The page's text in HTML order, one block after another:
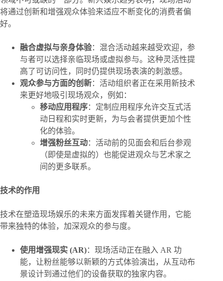
将通过创新和增强观众体验来适应不断变化的消费者偏
好。
融合虚拟与亲身体验：混合活动越来越受欢迎，参
与者可以选择亲临现场或虚拟参与。这种灵活性提
高了可访问性，同时仍提供现场表演的刺激感。
观众参与方面的创新：活动组织者正在采用新技术
来更好地吸引现场观众，例如：
移动应用程序：定制应用程序允许交互式活
动日程和实时更新，为与会者提供更加个性
化的体验。
增强粉丝互动：活动前的见面会和后台参观
（即使是虚拟的）也能促进观众与艺术家之
间的更多联系。
技术的作用
技术在塑造现场娱乐的未来方面发挥着关键作用，它能
带来独特的体验，加深观众的参与度。
使用增强现实 (AR)：现场活动正在融入 AR 功
能，让粉丝能够以新颖的方式体验演出，从互动布
景设计到通过他们的设备获取的独家内容。